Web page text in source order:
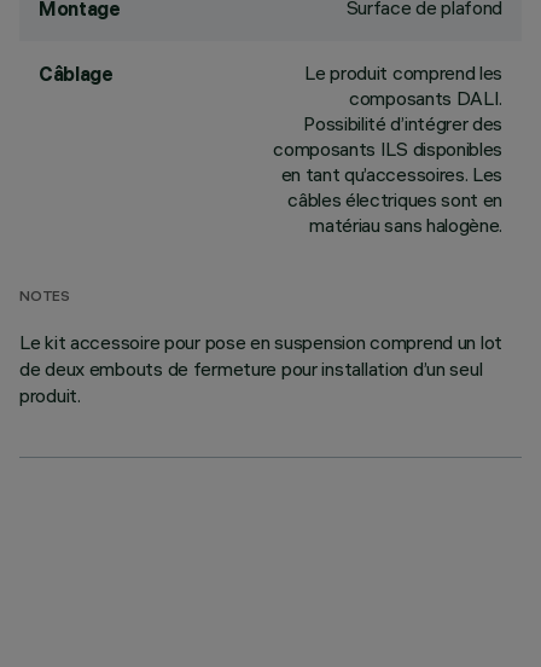
Montage Surface de plafond
Câblage
Le produit comprend les
composants DALI.
Possibilité d’intégrer des
composants ILS disponibles
en tant qu’accessoires. Les
câbles électriques sont en
matériau sans halogène.
NOTES
Le kit accessoire pour pose en suspension comprend un lot
de deux embouts de fermeture pour installation d’un seul
produit.